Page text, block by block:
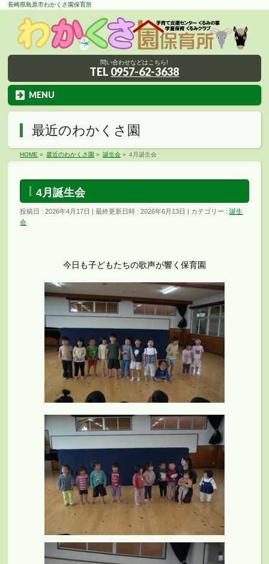
長崎県島原市わかくさ園保育所
問い合わせなどはこちら!
TEL 0957-62-3638
MENU
最近のわかくさ園
HOME » 最近のわかくさ園 » 誕生会 » 4月誕生会
4月誕生会
投稿日 : 2026年4月17日 最終更新日時 : 2026年6月13日 カテゴリー :誕生
会
今日も子どもたちの歌声が響く保育園